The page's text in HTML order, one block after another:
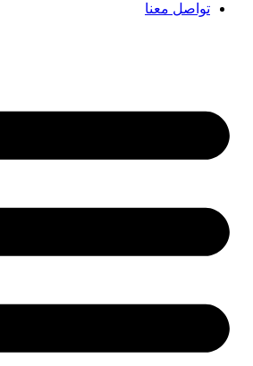
تواصل معنا